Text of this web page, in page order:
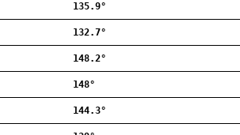
Brøndby
135.9°
132.7°
148.2°
148°
144.3°